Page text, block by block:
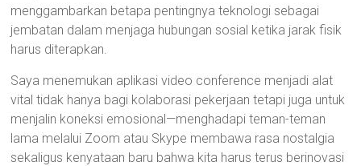
menggambarkan betapa pentingnya teknologi sebagai
jembatan dalam menjaga hubungan sosial ketika jarak fisik
harus diterapkan.
Saya menemukan aplikasi video conference menjadi alat
vital tidak hanya bagi kolaborasi pekerjaan tetapi juga untuk
menjalin koneksi emosional—menghadapi teman-teman
lama melalui Zoom atau Skype membawa rasa nostalgia
sekaligus kenyataan baru bahwa kita harus terus berinovasi